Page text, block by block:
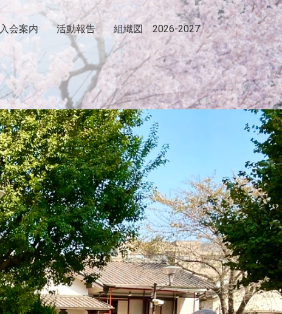
入会案内 活動報告 組織図 2026-2027